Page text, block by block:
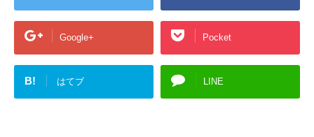
Google+ Pocket
B! はてブ LINE